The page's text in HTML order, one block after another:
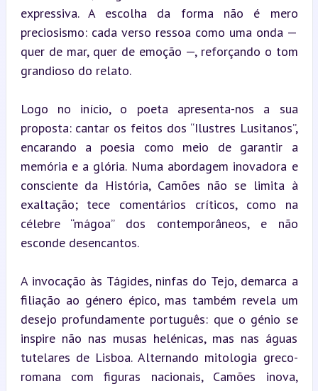
expressiva. A escolha da forma não é mero
preciosismo: cada verso ressoa como uma onda —
quer de mar, quer de emoção —, reforçando o tom
grandioso do relato.
Logo no início, o poeta apresenta-nos a sua
proposta: cantar os feitos dos “Ilustres Lusitanos”,
encarando a poesia como meio de garantir a
memória e a glória. Numa abordagem inovadora e
consciente da História, Camões não se limita à
exaltação; tece comentários críticos, como na
célebre “mágoa” dos contemporâneos, e não
esconde desencantos.
A invocação às Tágides, ninfas do Tejo, demarca a
filiação ao género épico, mas também revela um
desejo profundamente português: que o génio se
inspire não nas musas helénicas, mas nas águas
tutelares de Lisboa. Alternando mitologia greco-
romana com figuras nacionais, Camões inova,